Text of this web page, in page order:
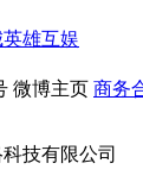
英雄互娱
微博主页 商务
技有限公司